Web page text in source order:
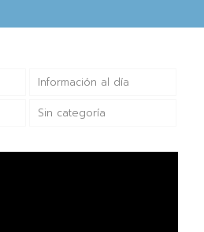
Información al día
Sin categoría